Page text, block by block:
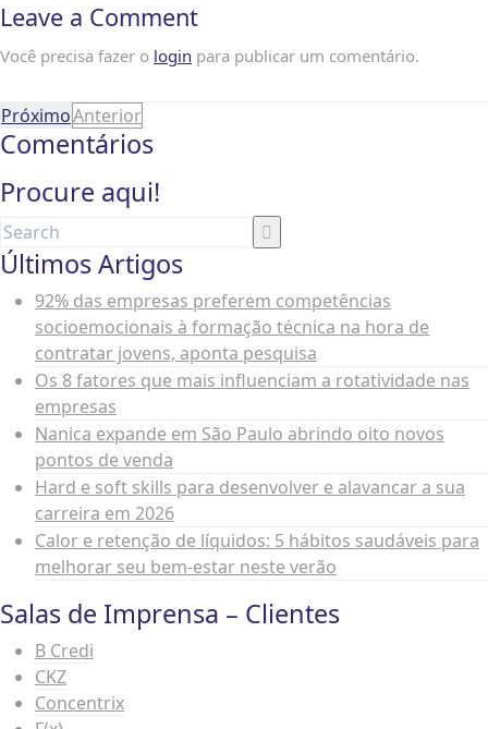
Inner Circle será
mais exigente com
novos perfis no
Dating Sunday
comment
Para garantir a qualidade das
conexões para os membros
atuais do aplicativo, a
campanha global visa limitar a
entrada do grande volume de
pessoas esperado no início de
janeiro Conhecido como Dating
Sunday, o primeiroSaiba Mais
0
Leave a Comment
Você precisa fazer o login para publicar um comentário.
PróximoAnterior
Comentários
Procure aqui!
Últimos Artigos
92% das empresas preferem competências
socioemocionais à formação técnica na hora de
contratar jovens, aponta pesquisa
Os 8 fatores que mais influenciam a rotatividade nas
empresas
Nanica expande em São Paulo abrindo oito novos
pontos de venda
Hard e soft skills para desenvolver e alavancar a sua
carreira em 2026
Calor e retenção de líquidos: 5 hábitos saudáveis para
melhorar seu bem-estar neste verão
Salas de Imprensa – Clientes
B Credi
CKZ
Concentrix